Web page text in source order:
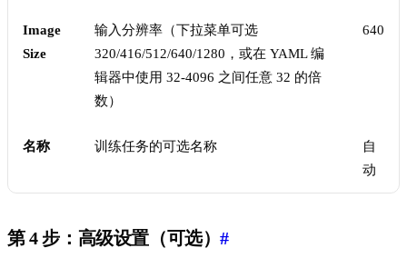
Image
Size
输入分辨率（下拉菜单可选
320/416/512/640/1280，或在 YAML 编
辑器中使用 32-4096 之间任意 32 的倍
数）
640
名称 训练任务的可选名称
自
动
第 4 步：高级设置（可选）#